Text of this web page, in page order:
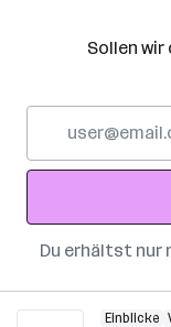
Sollen wir
Adresse
Du erhältst nur
Einblicke